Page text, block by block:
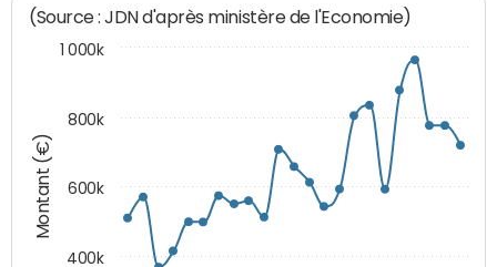
Montant (€)
(Source : JDN d'après ministère de l'Economie)
400k
600k
800k
1 000k